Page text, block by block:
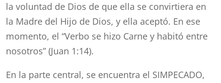
la voluntad de Dios de que ella se convirtiera en
la Madre del Hijo de Dios, y ella aceptó. En ese
momento, el “Verbo se hizo Carne y habitó entre
nosotros” (Juan 1:14).
En la parte central, se encuentra el SIMPECADO,